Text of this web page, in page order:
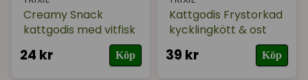
Creamy Snack
kattgodis med vitfisk
24 kr Köp
Kattgodis Frystorkad
kycklingkött & ost
39 kr Köp